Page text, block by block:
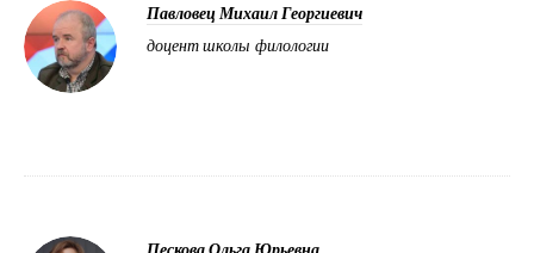
Павловец Михаил Георгиевич
доцент школы филологии
Пескова Ольга Юрьевна